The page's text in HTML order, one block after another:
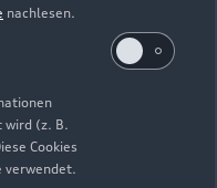
nachlesen.
wird (z. B.
Cookies
verwendet.